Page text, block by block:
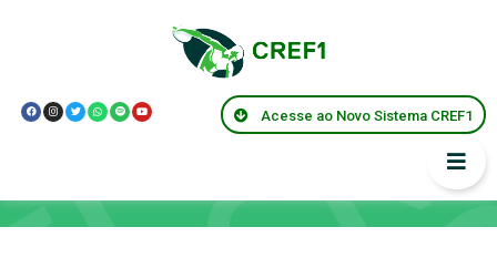
Acesse ao Novo Sistema CREF1